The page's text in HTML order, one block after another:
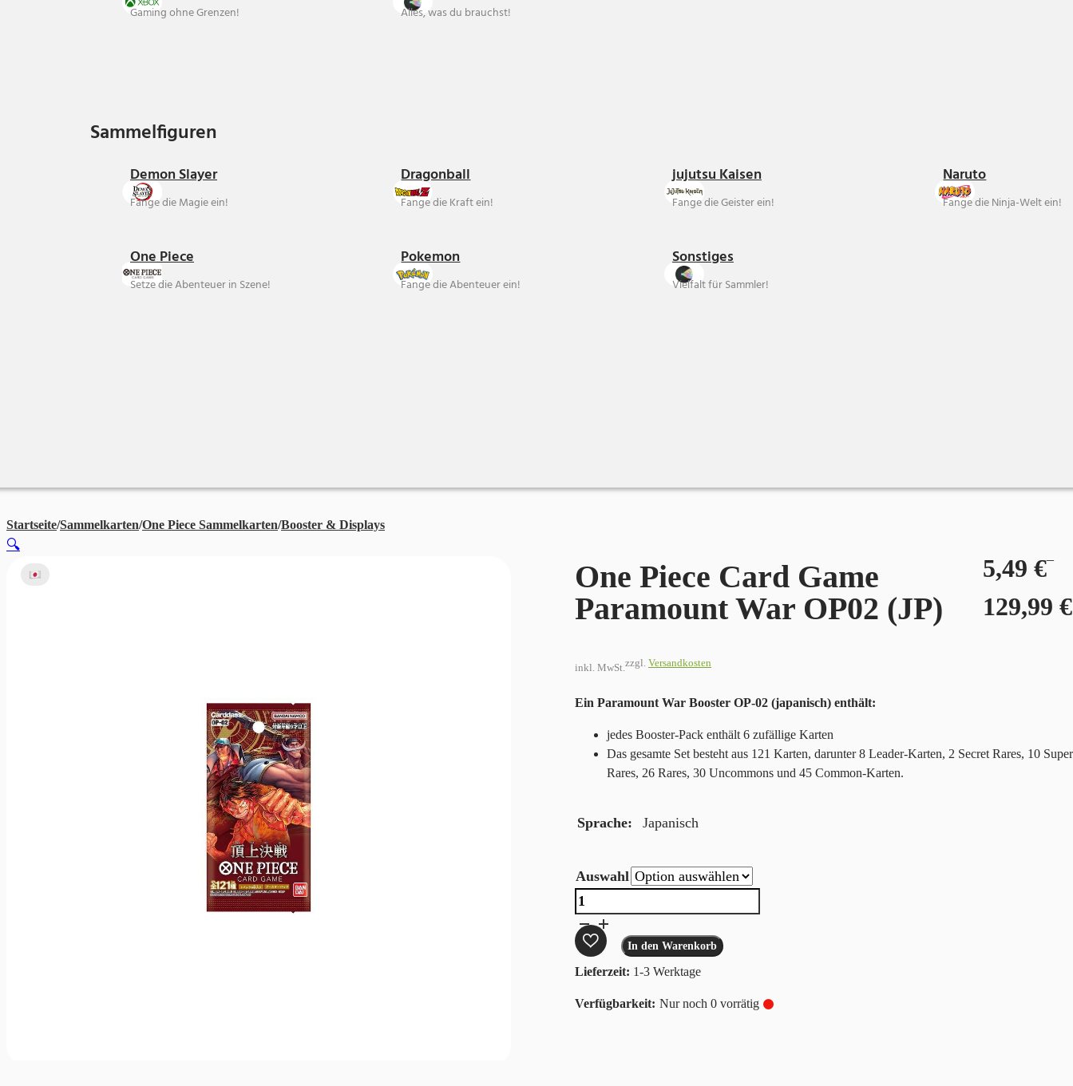
Gaming ohne Grenzen! Alles, was du brauchst!
Sammelfiguren
Demon Slayer
Fange die Magie ein!
Dragonball
Fange die Kraft ein!
jujutsu Kaisen
Fange die Geister ein!
Naruto
Fange die Ninja-Welt ein!
One Piece
Setze die Abenteuer in Szene!
Pokemon
Fange die Abenteuer ein!
Sonstiges
Vielfalt für Sammler!
Startseite/Sammelkarten/One Piece Sammelkarten/Booster & Displays
One Piece Card Game
Paramount War OP02 (JP)
5,49€–
129,99€
inkl. MwSt.zzgl. Versandkosten
Ein Paramount War Booster OP-02 (japanisch) enthält:
jedes Booster-Pack enthält 6 zufällige Karten
Das gesamte Set besteht aus 121 Karten, darunter 8 Leader-Karten, 2 Secret Rares, 10 Super
Rares, 26 Rares, 30 Uncommons und 45 Common-Karten.
Sprache Japanisch
Auswahl
One
Piece
Card
Game
War
In den Warenkorb
Lieferzeit: 1-3 Werktage
Nur noch 0 vorrätig
🔍